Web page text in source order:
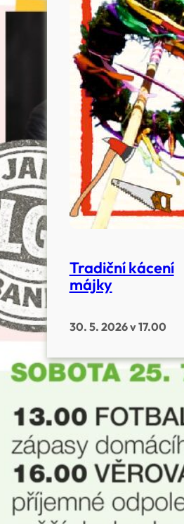
Tradiční kácení
májky
30. 5. 2026 v 17.00